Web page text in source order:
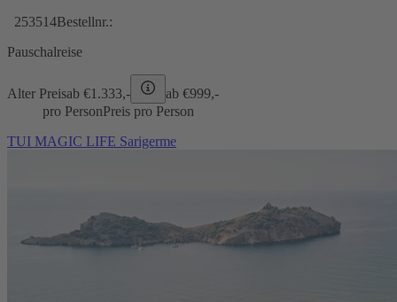
253514Bestellnr.:
Pauschalreise
Alter Preisab €1.333,- ab €999,-
pro PersonPreis pro Person
TUI MAGIC LIFE Sarigerme